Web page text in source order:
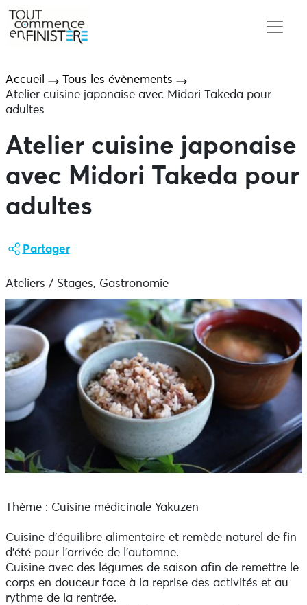
Accueil
Tous les évènements
Atelier cuisine japonaise avec Midori Takeda pour
adultes
Atelier cuisine japonaise
avec Midori Takeda pour
adultes
Partager
Ateliers / Stages, Gastronomie
Thème : Cuisine médicinale Yakuzen
Cuisine d’équilibre alimentaire et remède naturel de fin
d’été pour l’arrivée de l’automne.
Cuisine avec des légumes de saison afin de remettre le
corps en douceur face à la reprise des activités et au
rythme de la rentrée.